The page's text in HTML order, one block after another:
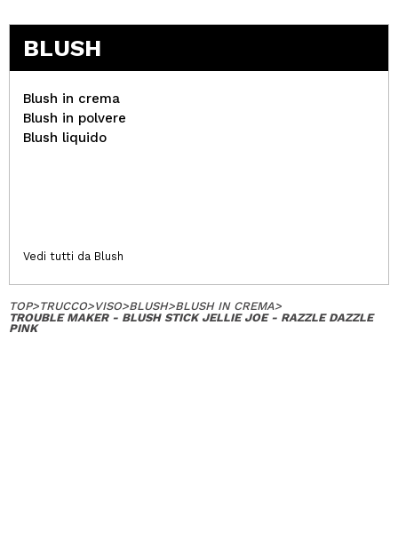
BLUSH
Blush in crema
Blush in polvere
Blush liquido
Vedi tutti da Blush
TOP>TRUCCO>VISO>BLUSH>BLUSH IN CREMA>
TROUBLE MAKER - BLUSH STICK JELLIE JOE - RAZZLE DAZZLE
PINK